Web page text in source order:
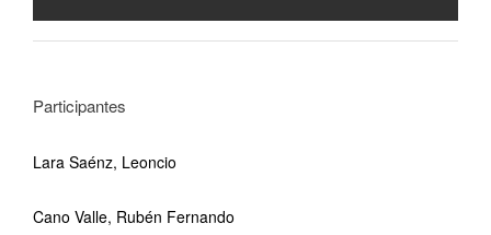
Participantes
Lara Saénz, Leoncio
Cano Valle, Rubén Fernando